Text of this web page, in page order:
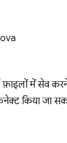
फ़ाइलों में सेव
किया जा